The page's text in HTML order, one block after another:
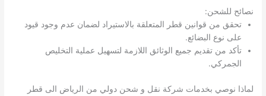
نصائح للشحن:
تحقق من قوانين قطر المتعلقة بالاستيراد لضمان عدم وجود قيود
على نوع البضائع.
تأكد من تقديم جميع الوثائق اللازمة لتسهيل عملية التخليص
الجمركي.
لماذا نوصي بخدمات شركة نقل و شحن دولي من الرياض الى قطر